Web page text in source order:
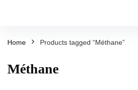
Home Products tagged “Méthane”
Méthane